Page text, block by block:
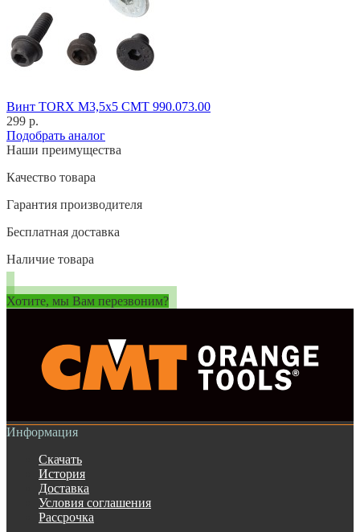
Винт TORX M3,5x5 CMT 990.073.00
299 р.
Подобрать аналог
Наши преимущества
Качество товара
Гарантия производителя
Бесплатная доставка
Наличие товара
Хотите, мы Вам перезвоним?
Информация
Скачать
История
Доставка
Условия соглашения
Рассрочка